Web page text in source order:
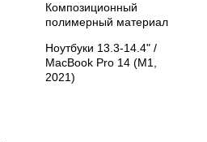
Композиционный
полимерный материал
Ноутбуки 13.3-14.4" /
MacBook Pro 14 (M1,
2021)